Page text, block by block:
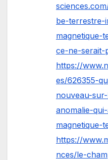
be-terrestre-
magnetique-
ce-ne-serait-
https://
es/626355-
nouveau-
anomalie-
magnetique-
https://
nces/le-